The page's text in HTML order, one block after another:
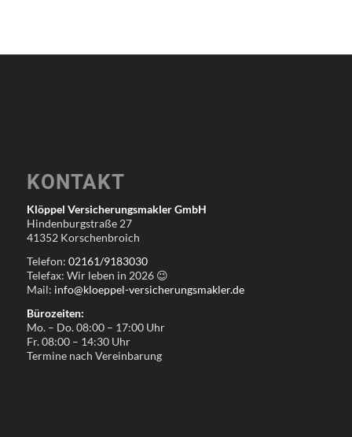
KONTAKT
Klöppel Versicherungsmakler GmbH
Hindenburgstraße 27
41352 Korschenbroich
Telefon: 02161/9183030
Telefax: Wir leben in 2026 😉
Mail: info@kloeppel-versicherungsmakler.de
Bürozeiten:
Mo. – Do. 08:00 – 17:00 Uhr
Fr. 08:00 – 14:30 Uhr
Termine nach Vereinbarung